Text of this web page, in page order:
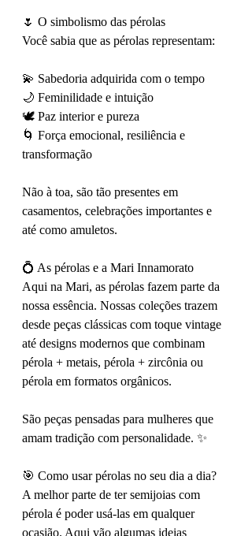
🌷 O simbolismo das pérolas
Você sabia que as pérolas representam:
💫 Sabedoria adquirida com o tempo
🌙 Feminilidade e intuição
🕊️ Paz interior e pureza
🌀 Força emocional, resiliência e
transformação
Não à toa, são tão presentes em
casamentos, celebrações importantes e
até como amuletos.
💍 As pérolas e a Mari Innamorato
Aqui na Mari, as pérolas fazem parte da
nossa essência. Nossas coleções trazem
desde peças clássicas com toque vintage
até designs modernos que combinam
pérola + metais, pérola + zircônia ou
pérola em formatos orgânicos.
São peças pensadas para mulheres que
amam tradição com personalidade. ✨
🎯 Como usar pérolas no seu dia a dia?
A melhor parte de ter semijoias com
pérola é poder usá-las em qualquer
ocasião. Aqui vão algumas ideias